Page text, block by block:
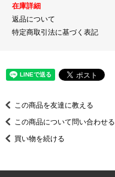
在庫詳細
返品について
特定商取引法に基づく表記
この商品を友達に教える
この商品について問い合わせる
買い物を続ける